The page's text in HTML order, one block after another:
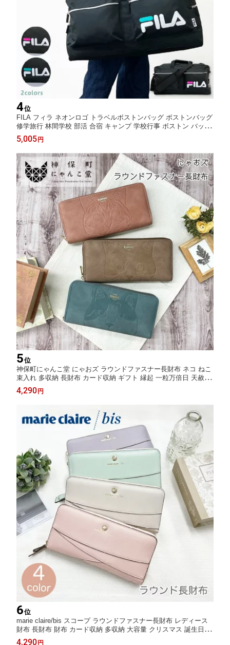
4位
FILA フィラ ネオンロゴ トラベルボストンバッグ ボストンバッグ
修学旅行 林間学校 部活 合宿 キャンプ 学校行事 ボストン バッグ
旅行 トラベル 大容量 50L 2泊 3泊 小学生 中学生 高校生 キッズ
子ども 人気 黒 無地 ロゴ
5,005 円
5位
神保町にゃんこ堂 にゃおズ ラウンドファスナー長財布 ネコ ねこ
束入れ 多収納 長財布 カード収納 ギフト 縁起 一粒万倍日 天赦日
開運 猫グッズ モカ ブルー ピンク レディース ガールズ ギフト ク
リスマス プレゼント
4,290 円
6位
marie claire/bis スコープ ラウンドファスナー長財布 レディース
財布 長財布 財布 カード収納 多収納 大容量 クリスマス 誕生日 プ
レゼント ギフト きれい ブランド財布 マリクレ 使いやすい ピン
4,290 円